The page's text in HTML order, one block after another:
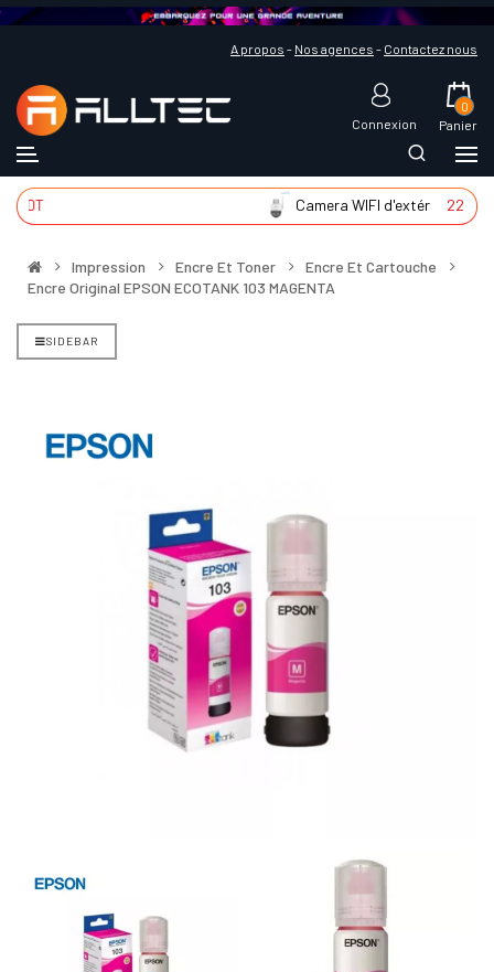
A propos - Nos agences - Contactez nous
Connexion Panier
0
Camera WIFI d'extér 225 DT
Impression Encre Et Toner
Encre Et Cartouche
Encre Original EPSON ECOTANK 103 MAGENTA
SIDEBAR